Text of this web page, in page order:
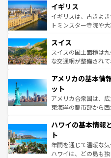
香り高いラベンダー
らに、パリ以外の地
も豊かな歴史と文化
を参照してほしい。
顔を持つこの国は、
ルリンの文化的活気
してライン川沿いの
は、お酒好きな人にはぜひ
ドイツ情報はコンテ
イギリス
イギリスは、古きよ
トミンスター寺院や
リアごとに異なる魅
ティー、ビール好き
戦など、本場だから
ンツ一覧を参照して
スイス
スイスの国土面積は
な交通網が整備され
の建物がそのまま残
博物館もあり、アル
ことができる。国民
者向けの交通パス提
着のスイス情報はコ
アメリカの基本情
ット
アメリカ合衆国は、
東海岸の都市部から
のような巨大都市は
ンメントが詰まった
西部には大自然が広
ストーン国立公園と
ハワイの基本情報
ト
年間を通じて温暖な
ハワイは、どの島も